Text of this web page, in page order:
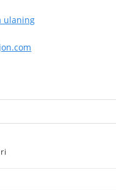
ulaning